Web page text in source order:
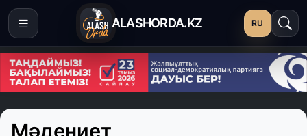
ALASHORDA.KZ RU
Мәдениет